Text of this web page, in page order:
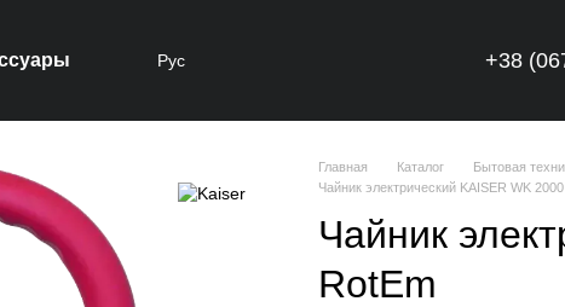
Рус +38
Главная Каталог Бытовая
Чайник электрический KAISER WK
Чайник
RotEm